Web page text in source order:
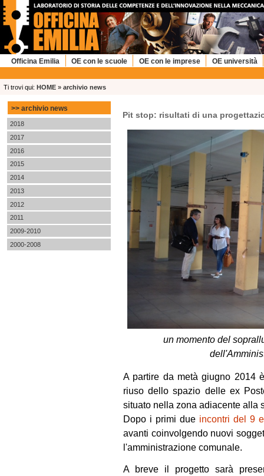
Officina Emilia OE con le scuole OE con le imprese OE università
Ti trovi qui: HOME» archivio news
archivio news
2018
2017
2016
2015
2014
2013
2012
2011
2009-2010
2000-2008
Pit stop: risultati di una
un momento del
A partire da metà giugno 2014
riuso dello spazio delle ex
situato nella zona adiacente alla
Dopo i primi due incontri del 9
avanti coinvolgendo nuovi
l'amministrazione comunale.
A breve il progetto sarà